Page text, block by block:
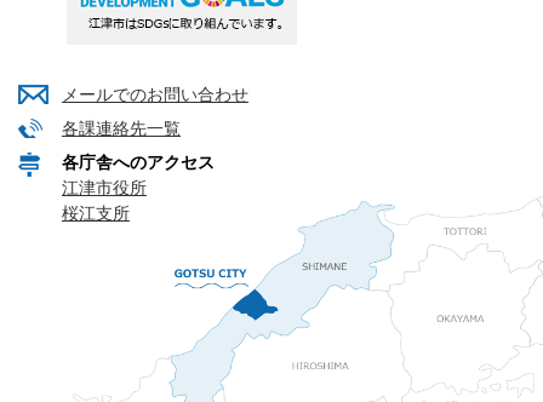
メールでのお問い合わせ
各課連絡先一覧
各庁舎へのアクセス
江津市役所
桜江支所